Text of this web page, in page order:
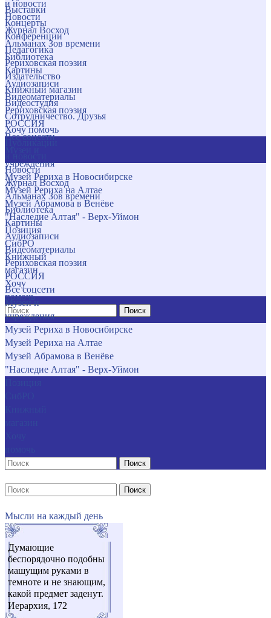
и новости
Новости
Журнал Восход
Альманах Зов времени
Библиотека
Картины
Аудиозаписи
Видеоматериалы
Рериховская поэзия
РОССИЯ
Все соцсети
учреждения
Музей Рериха в Новосибирске
Музей Рериха на Алтае
Музей Абрамова в Венёве
"Наследие Алтая" - Верх-Уймон
Позиция
СибРО
Книжный
магазин
Хочу
помочь
Поиск
Выставки
Концерты
Конференции
Педагогика
Рериховская поэзия
Издательство
Книжный магазин
Видеостудия
Сотрудничество. Друзья
Хочу помочь
Новости
Журнал Восход
Альманах Зов времени
Библиотека
Картины
Аудиозаписи
Видеоматериалы
Рериховская поэзия
РОССИЯ
Все соцсети
Музеи и
учреждения
Музей Рериха в Новосибирске
Музей Рериха на Алтае
Музей Абрамова в Венёве
"Наследие Алтая" - Верх-Уймон
Поиск
Поиск
Мысли на каждый день
Думающие
беспорядочно подобны
машущим руками в
темноте и не знающим,
какой предмет заденут.
Иерархия, 172